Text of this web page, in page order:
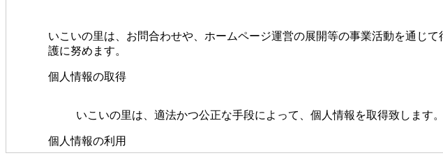
いこいの里は、お問合わせや、ホームページ運営の展開等の事業活動を通じ
護に努めます。
個人情報の取得
いこいの里は、適法かつ公正な手段によって、個人情報を取得致します。
個人情報の利用